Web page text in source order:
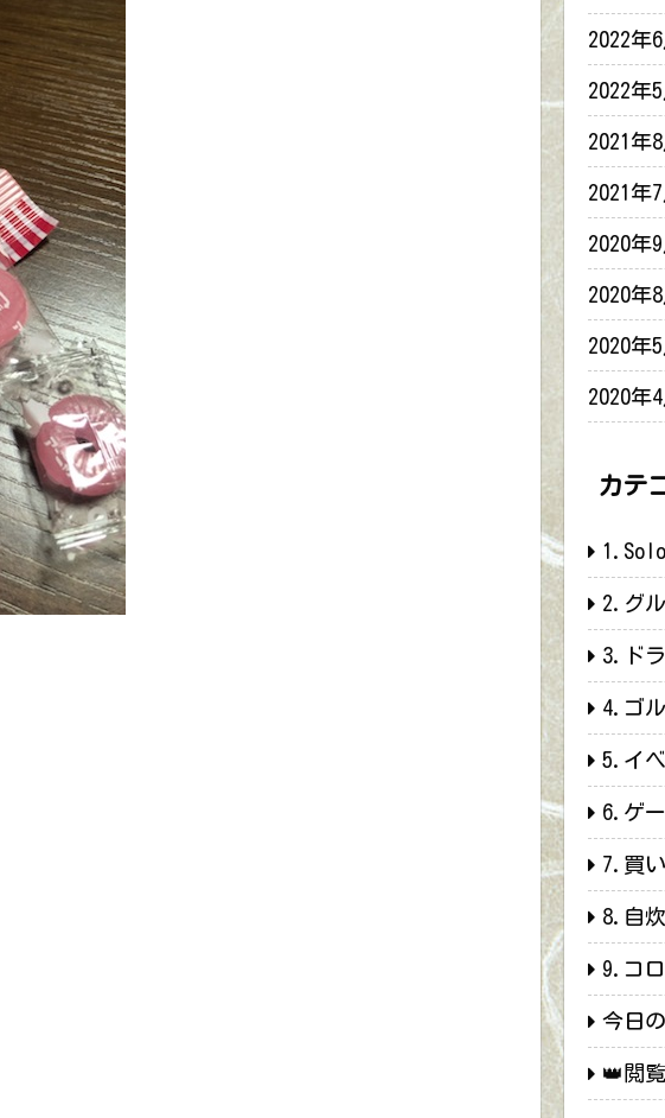
2022年6
2022年5
2021年8
2021年7
2020年9
2020年8
2020年5
2020年4
カテ
2.グ
3.ド
4.ゴ
5.イ
6.ゲ
7.買
8.自
9.コ
今日
👑閲